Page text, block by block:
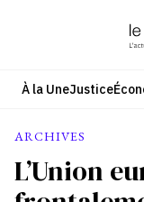
À la UneJustice
ARCHIVES
L’Union